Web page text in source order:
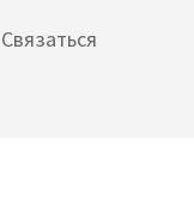
Связаться